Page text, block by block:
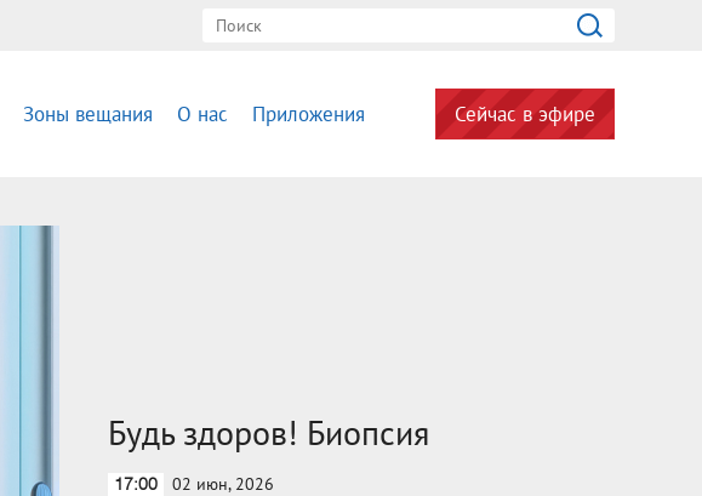
Зоны вещания О нас Приложения Сейчас в эфире
Будь здоров! Биопсия
17:00 02 июн, 2026